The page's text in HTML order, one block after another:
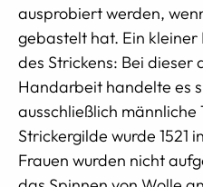
ausprobiert werden,
gebastelt hat. Ein kleiner
des Strickens: Bei dieser
Handarbeit handelte es
ausschließlich männliche
Strickergilde wurde 1521
Frauen wurden nicht